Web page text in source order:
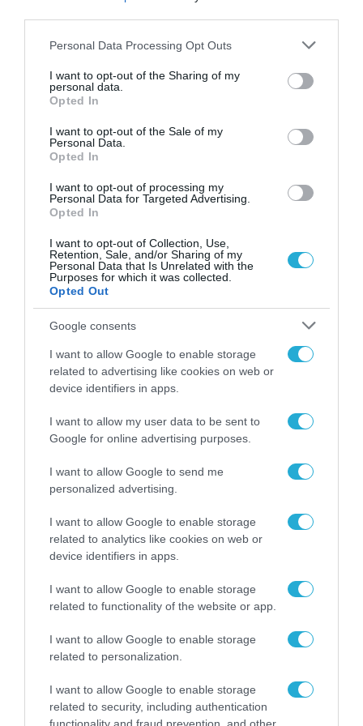
Please note that this website/app uses one or more Google
not limited to your visit or usage behaviour. You may click to
grant or deny consent to Google and its third-party tags to
use your data for below specified purposes in below Google
consent section.
Personal Data Processing Opt Outs
I want to opt-out of the Sharing of my
personal data.
Opted In
I want to opt-out of the Sale of my
Personal Data.
Opted In
I want to opt-out of processing my
Personal Data for Targeted Advertising.
Opted In
I want to opt-out of Collection, Use,
Retention, Sale, and/or Sharing of my
Personal Data that Is Unrelated with the
Purposes for which it was collected.
Opted Out
Google consents
I want to allow Google to enable storage
related to advertising like cookies on web or
device identifiers in apps.
I want to allow my user data to be sent to
Google for online advertising purposes.
I want to allow Google to send me
personalized advertising.
I want to allow Google to enable storage
related to analytics like cookies on web or
device identifiers in apps.
I want to allow Google to enable storage
related to functionality of the website or app.
I want to allow Google to enable storage
related to personalization.
I want to allow Google to enable storage
related to security, including authentication
εβδομάδας που πέρασε
Ανθολογήσαμε τις σημαντικότερες ειδήσεις της
εβδομάδας 20-24 Ιουλίου δίνοντας έμφαση σε αυτές
Βίβιαν Ευθυμιοπούλου
Mundial2026: Το ομορφότερο
γκολ το έβαλε μια σάλτσα
Απ'όλες τις ειδήσεις που παρήγαγε το φετινό
Παγκόσμιο Κύπελλο Ποδοσφαίρου, οι περισσότερες
δυσάρεστες για τον θεσμό που το διοργανώνει, τη
FIFA, η ωραιότερη ήταν γαστρονομική. Η ιστορία
του dressing που έγινε σοσιαλμηντιακό φαινόμενο
μέχρι κομφούζιο στα αμερικανικά διεθνή
αεροδρόμια.
Βίβιαν Ευθυμιοπούλου
Κυριακή 19 Ιουλίου 2026